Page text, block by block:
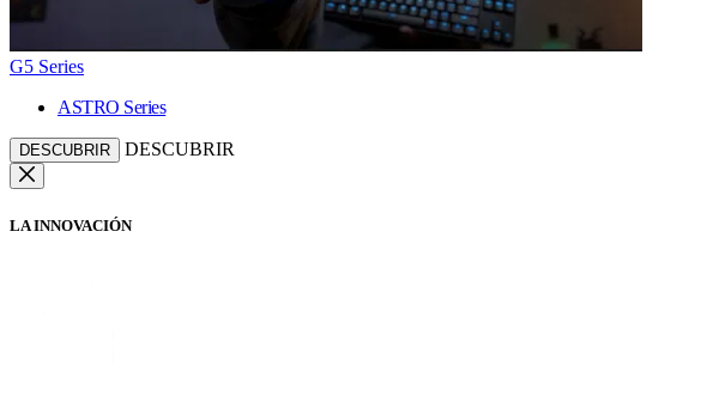
G5 Series
ASTRO Series
DESCUBRIR DESCUBRIR
LA INNOVACIÓN